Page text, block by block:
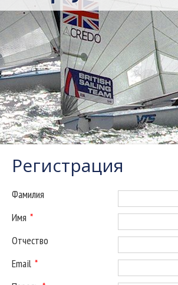
Регистрация
Фамилия
Имя *
Отчество
Email *